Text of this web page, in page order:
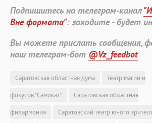
Подпишитесь на телеграм-канал
Вне формата": заходите - будет
Вы можете прислать сообщения,
наш телеграм-бот @Vz_feedbot
Саратовская областная дума
театр магии и
фокусов "Самокат"
Саратовская областная
филармония
Саратовский театр юного